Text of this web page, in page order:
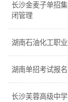
长沙金麦子单招
闭管理
湖南石油化工职
湖南单招考试报
长沙芙蓉高级中